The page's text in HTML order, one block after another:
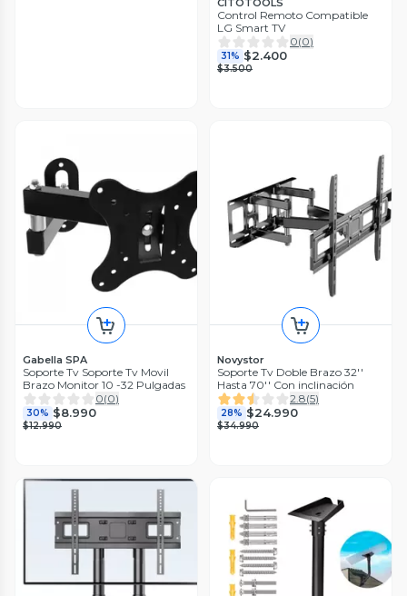
Control Remoto Compatible
LG Smart TV
0(0)
31% $2.400
$3.500
Gabella SPA
Soporte Tv Soporte Tv Movil
Brazo Monitor 10 -32 Pulgadas
0(0)
30% $8.990
$12.990
Novystor
Soporte Tv Doble Brazo 32''
Hasta 70'' Con inclinación
2.8(5)
28% $24.990
$34.990